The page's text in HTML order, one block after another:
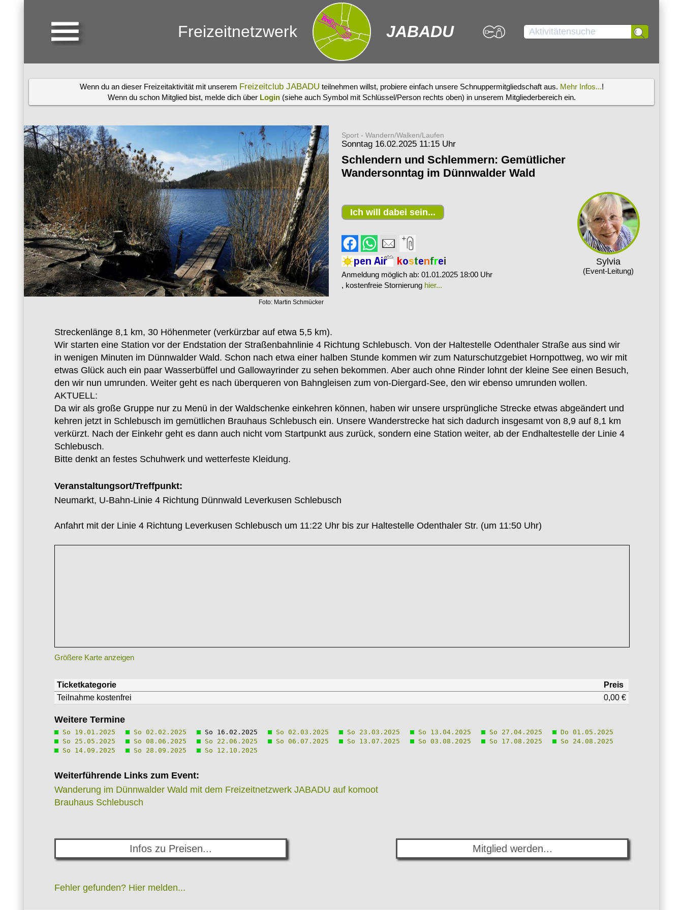
Freizeitnetzwerk JABADU
Wenn du an dieser Freizeitaktivität mit unserem Freizeitclub JABADU teilnehmen willst, probiere einfach unsere Schnuppermitgliedschaft aus. Mehr Infos...!
Wenn du schon Mitglied bist, melde dich über Login(siehe auch Symbol mit Schlüssel/Person rechts oben) in unserem Mitgliederbereich ein.
Foto: Martin Schmücker
Sport - Wandern/Walken/Laufen
Sonntag 16.02.2025 11:15 Uhr
Schlendern und Schlemmern: Gemütlicher
Wandersonntag im Dünnwalder Wald
Sylvia
(Event-Leitung)
Ich will dabei sein...
Anmeldung möglich ab: 01.01.2025 18:00 Uhr
, kostenfreie Stornierung hier...
Streckenlänge 8,1 km, 30 Höhenmeter (verkürzbar auf etwa 5,5 km).
Wir starten eine Station vor der Endstation der Straßenbahnlinie 4 Richtung Schlebusch. Von der Haltestelle Odenthaler Straße aus sind wir
in wenigen Minuten im Dünnwalder Wald. Schon nach etwa einer halben Stunde kommen wir zum Naturschutzgebiet Hornpottweg, wo wir mit
etwas Glück auch ein paar Wasserbüffel und Gallowayrinder zu sehen bekommen. Aber auch ohne Rinder lohnt der kleine See einen Besuch,
den wir nun umrunden. Weiter geht es nach überqueren von Bahngleisen zum von-Diergard-See, den wir ebenso umrunden wollen.
AKTUELL:
Da wir als große Gruppe nur zu Menü in der Waldschenke einkehren können, haben wir unsere ursprüngliche Strecke etwas abgeändert und
kehren jetzt in Schlebusch im gemütlichen Brauhaus Schlebusch ein. Unsere Wanderstrecke hat sich dadurch insgesamt von 8,9 auf 8,1 km
verkürzt. Nach der Einkehr geht es dann auch nicht vom Startpunkt aus zurück, sondern eine Station weiter, ab der Endhaltestelle der Linie 4
Schlebusch.
Bitte denkt an festes Schuhwerk und wetterfeste Kleidung.
Veranstaltungsort/Treffpunkt:
Neumarkt, U-Bahn-Linie 4 Richtung Dünnwald Leverkusen Schlebusch
Anfahrt mit der Linie 4 Richtung Leverkusen Schlebusch um 11:22 Uhr bis zur Haltestelle Odenthaler Str. (um 11:50 Uhr)
Größere Karte anzeigen
Ticketkategorie
Preis
Teilnahme kostenfrei
0,00 €
Weitere Termine
So 19.01.2025 So 02.02.2025 So 16.02.2025 So 02.03.2025 So 23.03.2025 So 13.04.2025 So 27.04.2025
Do 01.05.2025
So 25.05.2025
So 08.06.2025 So 22.06.2025 So 06.07.2025 So 13.07.2025 So 03.08.2025 So 17.08.2025
So 24.08.2025
So 14.09.2025
So 28.09.2025 So 12.10.2025
Weiterführende Links zum Event:
Wanderung im Dünnwalder Wald mit dem Freizeitnetzwerk JABADU auf komoot
Brauhaus Schlebusch
Infos zu Preisen... Mitglied werden...
Fehler gefunden? Hier melden...